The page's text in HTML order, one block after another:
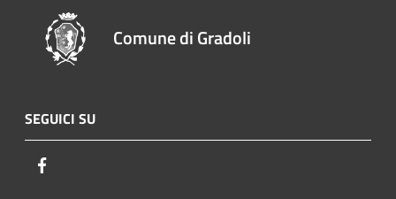
Comune di Gradoli
SEGUICI SU